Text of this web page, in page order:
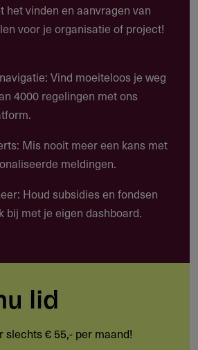
op de instellingssubsidie en
effect, zoals een groter
in aanmerking?
van het impactverhaal
en samenwerkingen opzetten
organisatieverbeteringen
die via ledenwerving haar
het vinden en aanvragen van
voor je organisatie of project!
Vind moeiteloos je weg
4000 regelingen met ons
Mis nooit meer een kans met
meldingen.
Houd subsidies en fondsen
bij met je eigen dashboard.
lid
slechts € 55,- per maand!